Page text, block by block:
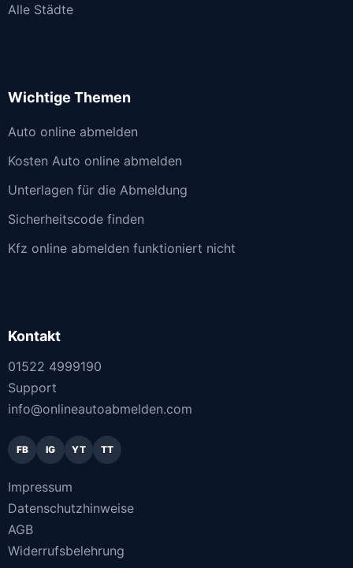
Alle Städte
Wichtige Themen
Auto online abmelden
Kosten Auto online abmelden
Unterlagen für die Abmeldung
Sicherheitscode finden
Kfz online abmelden funktioniert nicht
Kontakt
01522 4999190
Support
info@onlineautoabmelden.com
FB IG YT TT
Impressum
Datenschutzhinweise
AGB
Widerrufsbelehrung